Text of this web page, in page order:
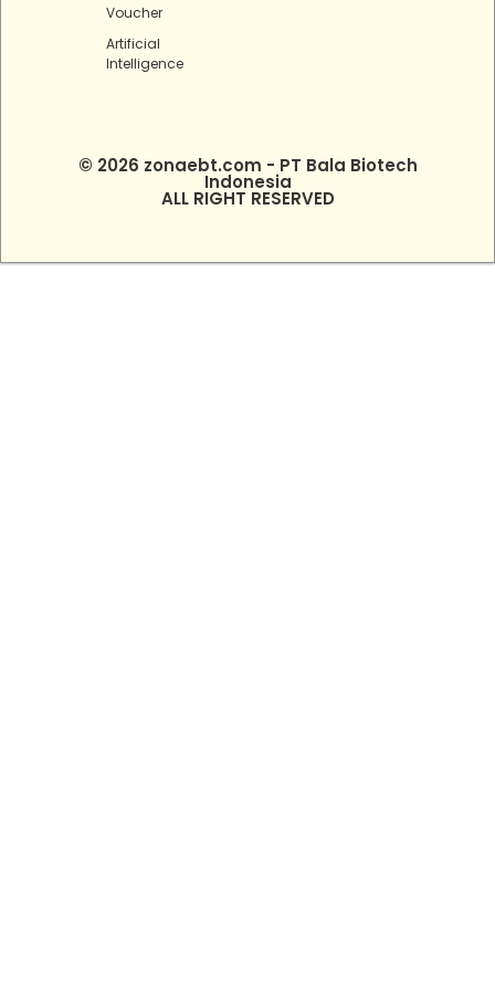
Voucher
Artificial
Intelligence
© 2026 zonaebt.com - PT Bala Biotech
Indonesia
ALL RIGHT RESERVED